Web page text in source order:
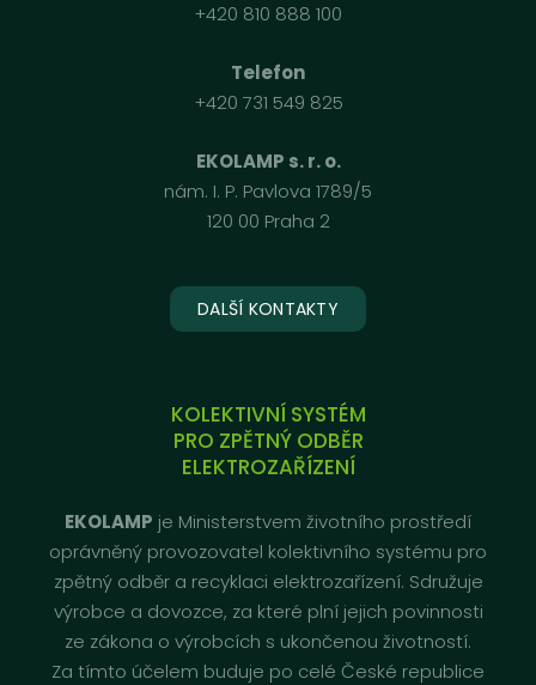
+420 810 888 100
Telefon
+420 731 549 825
EKOLAMP s. r. o.
nám. I. P. Pavlova 1789/5
120 00 Praha 2
DALŠÍ KONTAKTY
KOLEKTIVNÍ SYSTÉM
PRO ZPĚTNÝ ODBĚR
ELEKTROZAŘÍZENÍ
EKOLAMP je Ministerstvem životního prostředí
oprávněný provozovatel kolektivního systému pro
zpětný odběr a recyklaci elektrozařízení. Sdružuje
výrobce a dovozce, za které plní jejich povinnosti
ze zákona o výrobcích s ukončenou životností.
Za tímto účelem buduje po celé České republice